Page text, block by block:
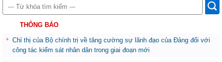
THÔNG BÁO
Chỉ thị của Bộ chính trị về tăng cường sự lãnh đạo của Đảng đối với
công tác kiểm sát nhân dân trong giai đoạn mới